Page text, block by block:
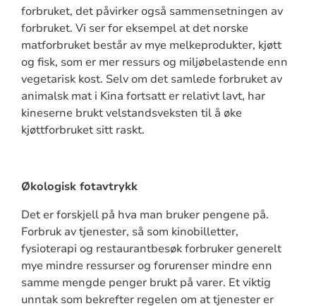
forbruket, det påvirker også sammensetningen av
forbruket. Vi ser for eksempel at det norske
matforbruket består av mye melkeprodukter, kjøtt
og fisk, som er mer ressurs og miljøbelastende enn
vegetarisk kost. Selv om det samlede forbruket av
animalsk mat i Kina fortsatt er relativt lavt, har
kineserne brukt velstandsveksten til å øke
kjøttforbruket sitt raskt.
Økologisk fotavtrykk
Det er forskjell på hva man bruker pengene på.
Forbruk av tjenester, så som kinobilletter,
fysioterapi og restaurantbesøk forbruker generelt
mye mindre ressurser og forurenser mindre enn
samme mengde penger brukt på varer. Et viktig
unntak som bekrefter regelen om at tjenester er